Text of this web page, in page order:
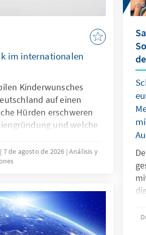
im internationalen
Kinderwunsches
auf einen
Hürden erschweren
und welche
verwirklicht
und ein
bedarfsgerechte
in
7 de agosto de 2026 Análisis y
©